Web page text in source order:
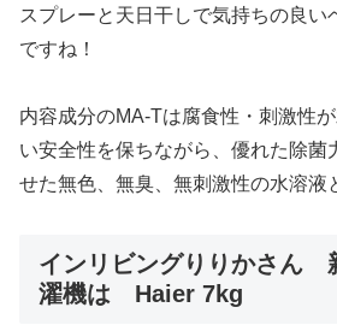
スプレーと天日干しで気持ちの良い
ですね！
内容成分のMA-Tは腐食性・刺激性
い安全性を保ちながら、優れた除菌
せた無色、無臭、無刺激性の水溶液
インリビングりりかさん
濯機は Haier 7kg